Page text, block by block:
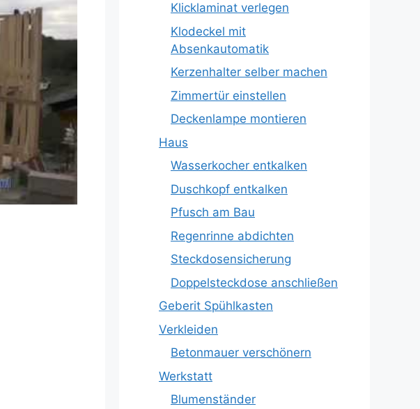
Klicklaminat verlegen
Klodeckel mit
Absenkautomatik
Kerzenhalter selber machen
Zimmertür einstellen
Deckenlampe montieren
Haus
Wasserkocher entkalken
Duschkopf entkalken
Pfusch am Bau
Regenrinne abdichten
Steckdosensicherung
Doppelsteckdose anschließen
Geberit Spühlkasten
Verkleiden
Betonmauer verschönern
Werkstatt
Blumenständer